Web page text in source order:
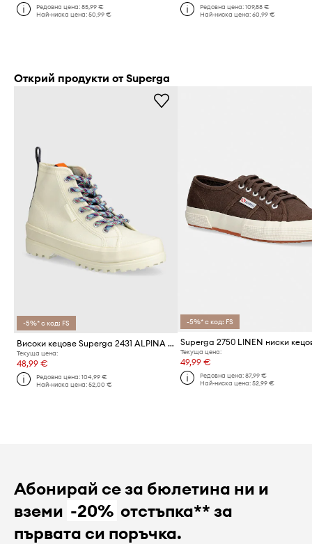
Редовна цена:85,99 €
Най-ниска цена:50,99 €
Редовна цена: 109,88 €
Най-ниска цена: 60,99 €
Открий продукти от Superga
-5%* с код: FS
Високи кецове Superga 2431 ALPINA TREK SHOELACES
Текуща цена:
48,99 €
Редовна цена:104,99 €
Най-ниска цена:52,00 €
-5%* с код: FS
Текуща цена:
49,99 €
Редовна цена: 87,99 €
Най-ниска цена: 52,99 €
Абонирай се за бюлетина ни и
вземи -20% отстъпка** за
първата си поръчка.